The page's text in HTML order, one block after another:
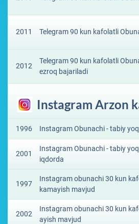
2011 Telegram 90 kun kafolatli
2012
Telegram 90 kun kafolatli
ezroq bajariladi
Instagram Arzon
1996 Instagram Obunachi - tabiy
2001
Instagram Obunachi - tabiy
iqdorda
1997
Instagram obunachi 30 kun
kamayish mavjud
2002
Instagram obunachi 30 kun
ayish mavjud